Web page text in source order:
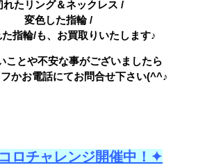
れたリング＆ネックレス /
変色した指輪 /
指輪/も、お買取りいたします♪
ことや不安な事がございましたら
かお電話にてお問合せ下さい(^^♪
ロチャレンジ開催中！✦